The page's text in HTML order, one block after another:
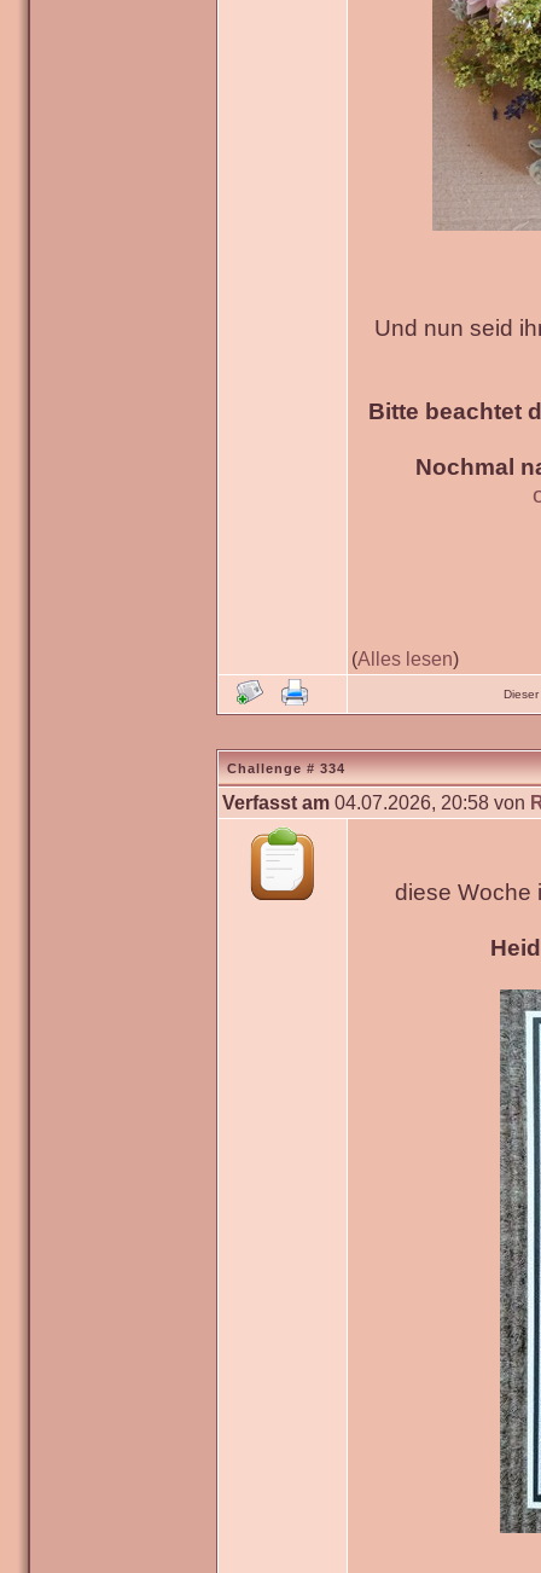
Und nun seid
Bitte beachtet
Nochmal
(Alles lesen)
Challenge # 334
Verfasst am 04.07.2026, 20:58 von
diese Woche